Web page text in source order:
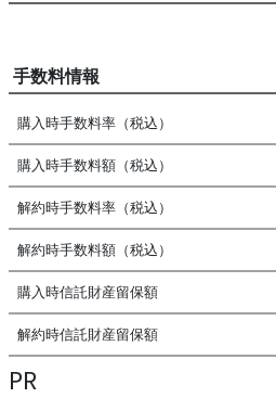
手数料情報
購入時手数料率（税込）
購入時手数料額（税込）
解約時手数料率（税込）
解約時手数料額（税込）
購入時信託財産留保額
解約時信託財産留保額
PR